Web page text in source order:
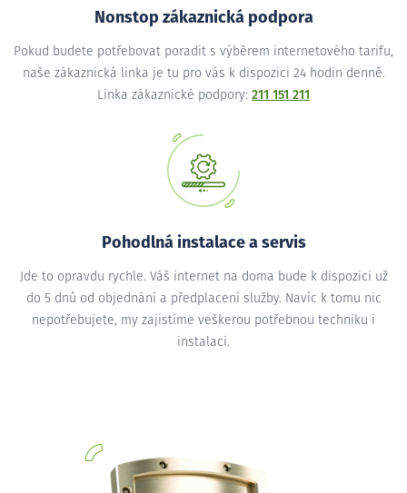
Nonstop zákaznická podpora
Pokud budete potřebovat poradit s výběrem internetového tarifu,
naše zákaznická linka je tu pro vás k dispozici 24 hodin denně.
Linka zákaznické podpory: 211 151 211
Pohodlná instalace a servis
Jde to opravdu rychle. Váš internet na doma bude k dispozici už
do 5 dnů od objednání a předplacení služby. Navíc k tomu nic
nepotřebujete, my zajistíme veškerou potřebnou techniku i
instalaci.